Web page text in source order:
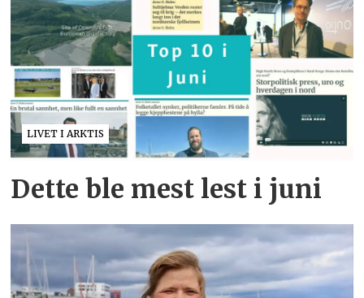
LIVET I ARKTIS
Dette ble mest lest i juni